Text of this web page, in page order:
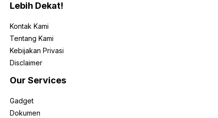
Lebih Dekat!
Kontak Kami
Tentang Kami
Kebijakan Privasi
Disclaimer
Our Services
Gadget
Dokumen